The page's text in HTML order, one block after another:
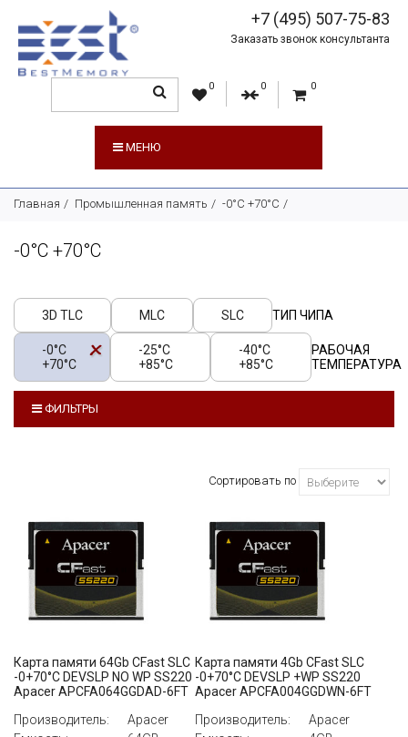
+7 (495) 507-75-83
Заказать звонок консультанта
0 0 0
МЕНЮ
Главная Промышленная память -0°C +70°C
-0°C +70°C
3D TLC MLC SLC ТИП ЧИПА
-0°C
+70°C
-25°C
+85°C
-40°C
+85°C
РАБОЧАЯ
ТЕМПЕРАТУРА
ФИЛЬТРЫ
ВСЕ
ИНТЕРФЕЙС
ВСЕ
ВСЕ
Сортировать по
Карта памяти 64Gb CFast SLC
-0+70°C DEVSLP NO WP SS220
Apacer APCFA064GGDAD-6FT
Производитель:
Apacer
Карта памяти 4Gb CFast SLC
-0+70°C DEVSLP +WP SS220
Apacer APCFA004GGDWN-6FT
Производитель:
Apacer